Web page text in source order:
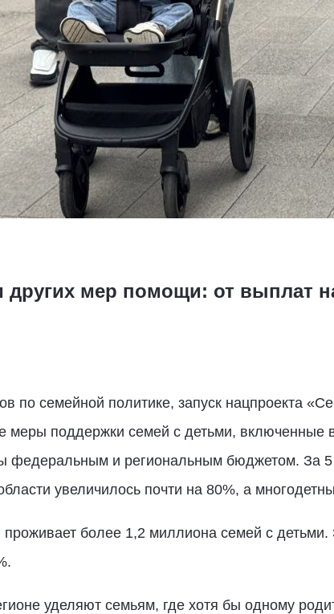
других мер помощи: от выплат
по семейной политике, запуск нацпроекта
меры поддержки семей с детьми,
федеральным и региональным бюджетом. За
увеличилось почти на 80%, а
проживает более 1,2 миллиона семей с
уделяют семьям, где хотя бы одному